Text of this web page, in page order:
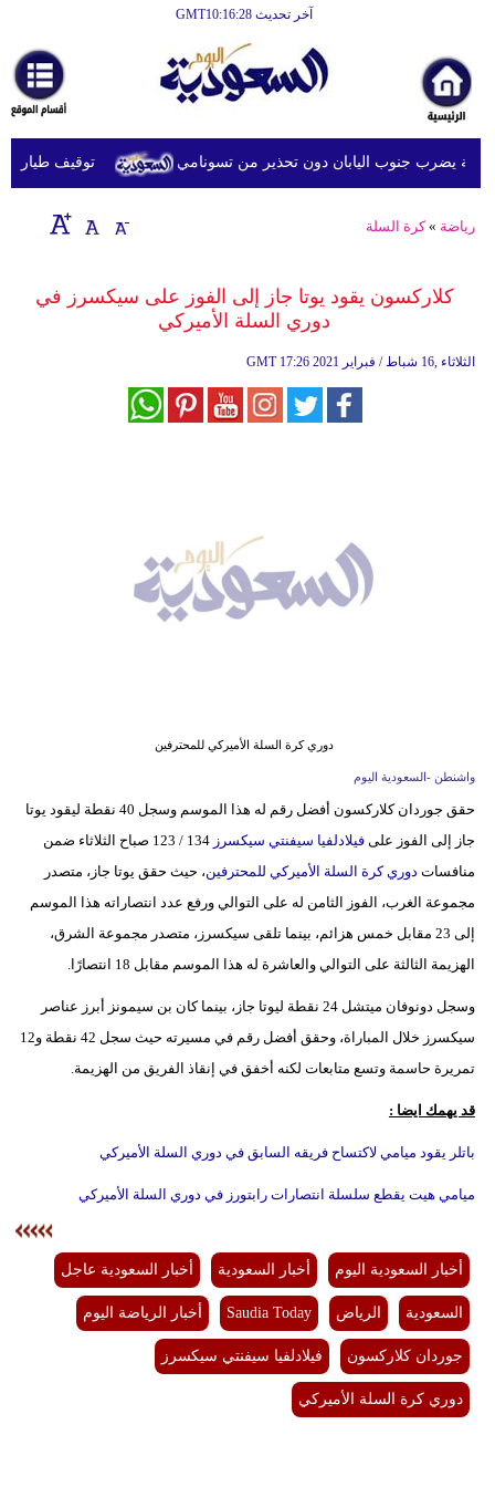
آخر تحديث GMT10:16:28
أخبارعاجلة
رياضة
ثقافة
إقتصاد
وموسيقى
علوم
وتكنولوجيا
مدوَّنات
سيارات
توقيف طيار
رياضة »كرة السلة
كلاركسون يقود يوتا جاز إلى الفوز على سيكسرز في
دوري السلة الأميركي
GMT 17:26 2021 الثلاثاء ,16 شباط / فبراير
دوري كرة السلة الأميركي للمحترفين
واشنطن -السعودية اليوم
حقق جوردان كلاركسون أفضل رقم له هذا الموسم وسجل 40 نقطة ليقود يوتا
جاز إلى الفوز علىفيلادلفيا سيفنتي سيكسرز
134 / 123 صباح الثلاثاء ضمن
منافسات دوري كرة السلة الأميركي للمحترفين، حيث حقق يوتا جاز، متصدر
مجموعة الغرب، الفوز الثامن له على التوالي ورفع عدد انتصاراته هذا الموسم
إلى 23 مقابل خمس هزائم، بينما تلقى سيكسرز، متصدر مجموعة الشرق،
الهزيمة الثالثة على التوالي والعاشرة له هذا الموسم مقابل 18 انتصارًا.
وسجل دونوفان ميتشل 24 نقطة ليوتا جاز، بينما كان بن سيمونز أبرز عناصر
سيكسرز خلال المباراة، وحقق أفضل رقم في مسيرته حيث سجل 42 نقطة و12
تمريرة حاسمة وتسع متابعات لكنه أخفق في إنقاذ الفريق من الهزيمة.
قد يهمك ايضا :
باتلر يقود ميامي لاكتساح فريقه السابق في دوري السلة الأميركي
ميامي هيت يقطع سلسلة انتصارات رابتورز في دوري السلة الأميركي
أخبار السعودية اليوم أخبار السعودية أخبار السعودية عاجل
السعودية الرياض Saudia Today أخبار الرياضة اليوم
جوردان كلاركسون فيلادلفيا سيفنتي سيكسرز
دوري كرة السلة الأميركي